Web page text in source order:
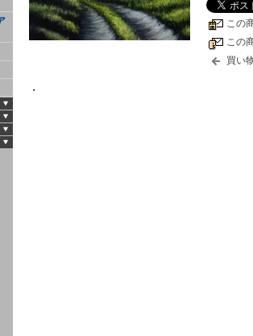
この
この
買い
・